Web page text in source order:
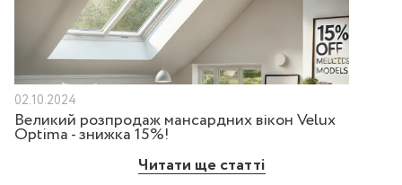
02.10.2024
Великий розпродаж мансардних вікон Velux
Optima - знижка 15%!
Читати ще статті